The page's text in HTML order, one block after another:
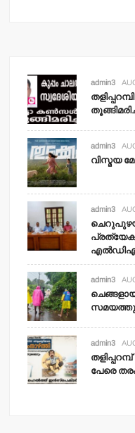
admin3
admin3
വിസ്മയ
admin3
admin3
admin3
പേരെ